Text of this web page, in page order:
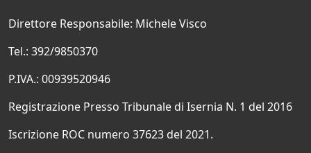
Direttore Responsabile: Michele Visco
Tel.: 392/9850370
P.IVA.: 00939520946
Registrazione Presso Tribunale di Isernia N. 1 del 2016
Iscrizione ROC numero 37623 del 2021.